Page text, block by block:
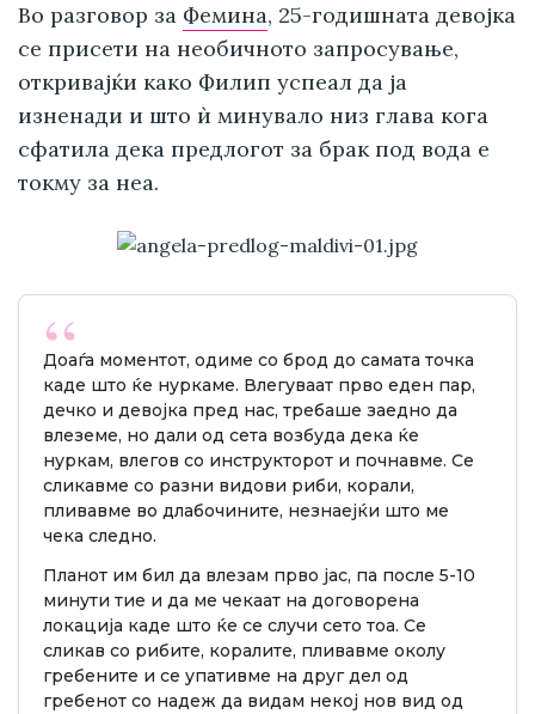
Во разговор за Фемина, 25-годишната девојка
се присети на необичното запросување,
откривајќи како Филип успеал да ја
изненади и што ѝ минувало низ глава кога
сфатила дека предлогот за брак под вода е
токму за неа.
Доаѓа моментот, одиме со брод до самата точка
каде што ќе нуркаме. Влегуваат прво еден пар,
дечко и девојка пред нас, требаше заедно да
влеземе, но дали од сета возбуда дека ќе
нуркам, влегов со инструкторот и почнавме. Се
сликавме со разни видови риби, корали,
пливавме во длабочините, незнаејќи што ме
чека следно.
Планот им бил да влезам прво јас, па после 5-10
минути тие и да ме чекаат на договорена
локација каде што ќе се случи сето тоа. Се
сликав со рибите, коралите, пливавме околу
гребените и се упативме на друг дел од
гребенот со надеж да видам некој нов вид од